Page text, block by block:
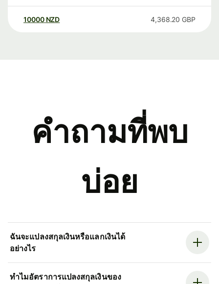
10000 NZD 4,368.20 GBP
คำถามที่พบ
บ่อย
ฉันจะแปลงสกุลเงินหรือแลกเงินได้
อย่างไร
ทำไมอัตราการแปลงสกุลเงินของ